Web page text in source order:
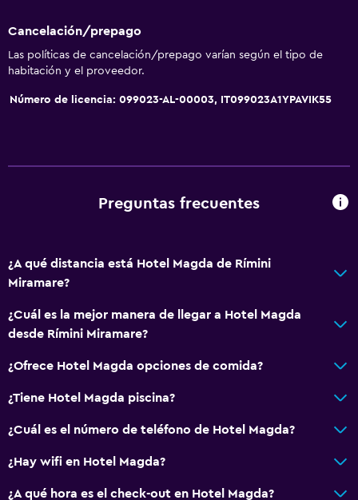
Cancelación/prepago
Las políticas de cancelación/prepago varían según el tipo de
habitación y el proveedor.
Número de licencia: 099023-AL-00003, IT099023A1YPAVIK55
Preguntas frecuentes
¿A qué distancia está Hotel Magda de Rímini
Miramare?
¿Cuál es la mejor manera de llegar a Hotel Magda
desde Rímini Miramare?
¿Ofrece Hotel Magda opciones de comida?
¿Tiene Hotel Magda piscina?
¿Cuál es el número de teléfono de Hotel Magda?
¿Hay wifi en Hotel Magda?
¿A qué hora es el check-out en Hotel Magda?